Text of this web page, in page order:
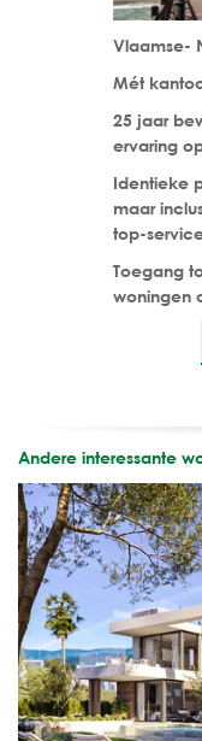
Vlaamse-
Mét
25 jaar
ervaring
Identieke
maar
top-
Toegang
woningen
Andere interessante